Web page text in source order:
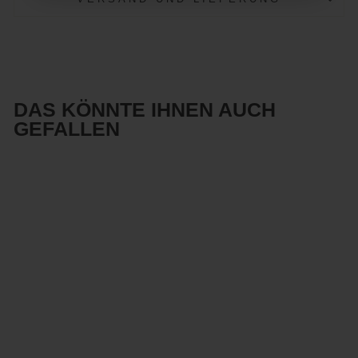
DAS KÖNNTE IHNEN AUCH
GEFALLEN